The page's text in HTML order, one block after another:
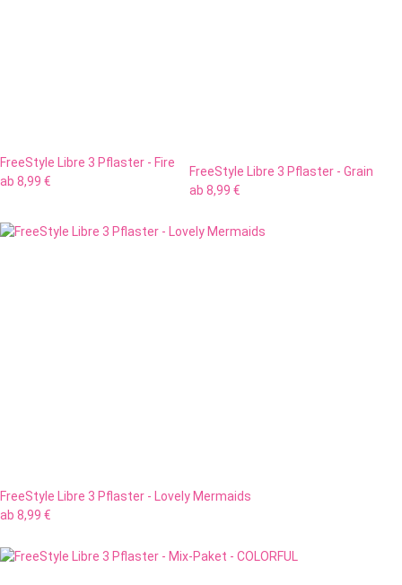
FreeStyle Libre 3 Pflaster - Fire
ab 8,99 €
FreeStyle Libre 3 Pflaster - Grain
ab 8,99 €
FreeStyle Libre 3 Pflaster - Lovely Mermaids
ab 8,99 €